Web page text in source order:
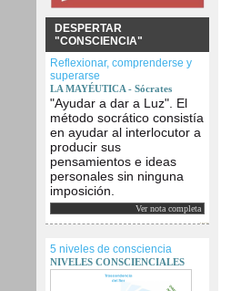
DESPERTAR
"CONSCIENCIA"
Reflexionar, comprenderse y
superarse
LA MAYÉUTICA - Sócrates
"Ayudar a dar a Luz". El
método socrático consistía
en ayudar al interlocutor a
producir sus
pensamientos e ideas
personales sin ninguna
imposición.
Ver nota completa
5 niveles de consciencia
NIVELES CONSCIENCIALES